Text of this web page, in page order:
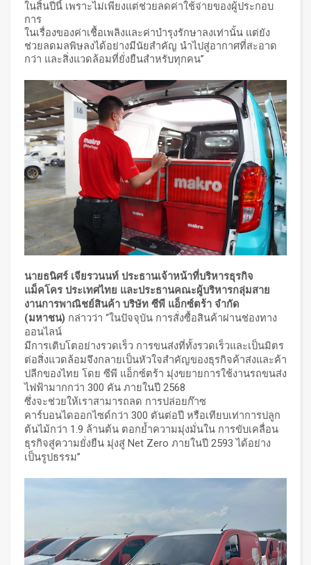
ในสิ้นปีนี้ เพราะไม่เพียงแต่ช่วยลดค่าใช้จ่ายของผู้ประกอบ
การ
ในเรื่องของค่าเชื้อเพลิงและค่าบำรุงรักษาลงเท่านั้น แต่ยัง
ช่วยลดมลพิษลงได้อย่างมีนัยสำคัญ นำไปสู่อากาศที่สะอาด
กว่า และสิ่งแวดล้อมที่ยั่งยืนสำหรับทุกคน”
นายธนิศร์ เจียรวนนท์ ประธานเจ้าหน้าที่บริหารธุรกิจ
แม็คโคร ประเทศไทย และประธานคณะผู้บริหารกลุ่มสาย
งานการพาณิชย์สินค้า บริษัท ซีพี แอ็กซ์ตร้า จำกัด
(มหาชน) กล่าวว่า “ในปัจจุบัน การสั่งซื้อสินค้าผ่านช่องทาง
ออนไลน์
มีการเติบโตอย่างรวดเร็ว การขนส่งที่ทั้งรวดเร็วและเป็นมิตร
ต่อสิ่งแวดล้อมจึงกลายเป็นหัวใจสำคัญของธุรกิจค้าส่งและค้า
ปลีกของไทย โดย ซีพี แอ็กซ์ตร้า มุ่งขยายการใช้งานรถขนส่ง
ไฟฟ้ามากกว่า 300 คัน ภายในปี 2568
ซึ่งจะช่วยให้เราสามารถลด การปล่อยก๊าซ
คาร์บอนไดออกไซด์กว่า 300 ตันต่อปี หรือเทียบเท่าการปลูก
ต้นไม้กว่า 1.9 ล้านต้น ตอกย้ำความมุ่งมั่นใน การขับเคลื่อน
ธุรกิจสู่ความยั่งยืน มุ่งสู่ Net Zero ภายในปี 2593 ได้อย่าง
เป็นรูปธรรม”